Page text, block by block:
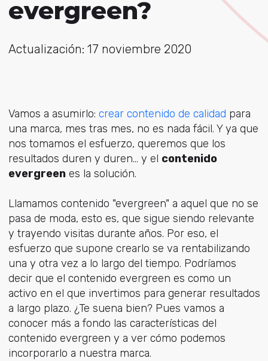
evergreen?
Actualización: 17 noviembre 2020
Vamos a asumirlo: crear contenido de calidad para
una marca, mes tras mes, no es nada fácil. Y ya que
nos tomamos el esfuerzo, queremos que los
resultados duren y duren... y el contenido
evergreenes la solución.
Llamamos contenido "evergreen" a aquel que no se
pasa de moda, esto es, que sigue siendo relevante
y trayendo visitas durante años. Por eso, el
esfuerzo que supone crearlo se va rentabilizando
una y otra vez a lo largo del tiempo. Podríamos
decir que el contenido evergreen es como un
activo en el que invertimos para generar resultados
a largo plazo. ¿Te suena bien? Pues vamos a
conocer más a fondo las características del
contenido evergreen y a ver cómo podemos
incorporarlo a nuestra marca.